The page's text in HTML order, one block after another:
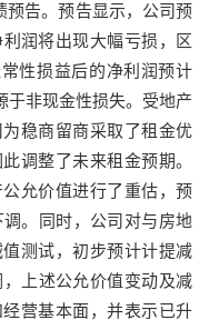
预告。预告显示，公司预
润将出现大幅亏损，区
性损益后的净利润预计
于非现金性损失。受地产
稳商留商采取了租金优
调整了未来租金预期。
允价值进行了重估，预
。同时，公司对与房地
测试，初步预计计提减
上述公允价值变动及减
营基本面，并表示已升